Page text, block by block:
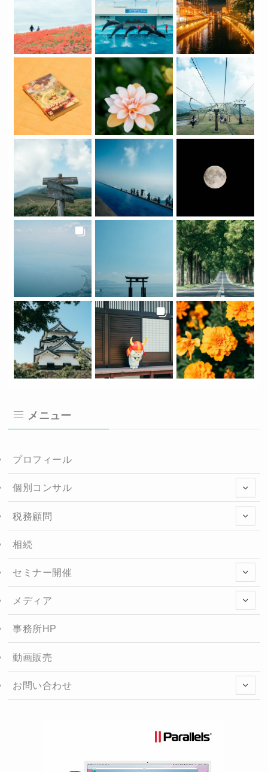
メニュー
プロフィール
個別コンサル
税務顧問
相続
セミナー開催
メディア
事務所HP
動画販売
お問い合わせ